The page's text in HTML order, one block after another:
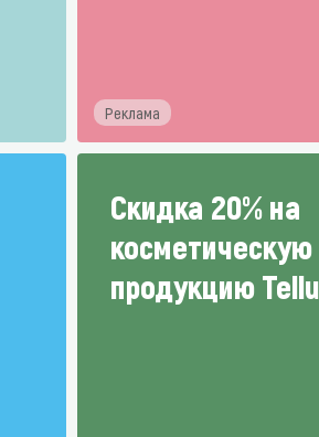
Личная гигиена
Реклама
Скидка 20% на
косметическую
продукцию